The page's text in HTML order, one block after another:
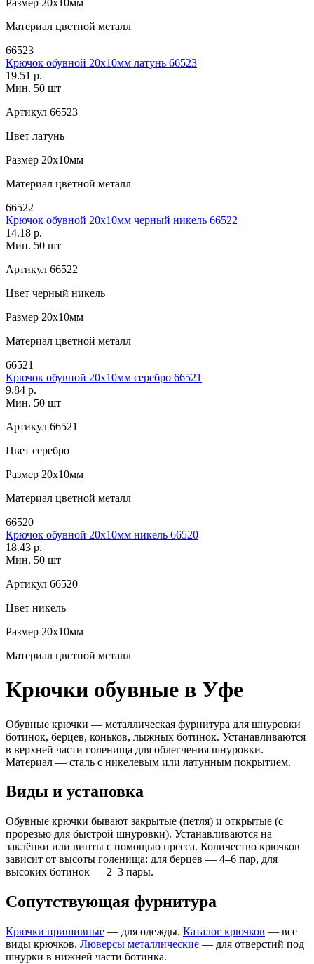
Материал цветной металл
66523
Крючок обувной 20х10мм латунь 66523
19.51 р.
Мин. 50 шт
Артикул 66523
Цвет латунь
Размер 20х10мм
Материал цветной металл
66522
Крючок обувной 20х10мм черный никель 66522
14.18 р.
Мин. 50 шт
Артикул 66522
Цвет черный никель
Размер 20х10мм
Материал цветной металл
66521
Крючок обувной 20х10мм серебро 66521
9.84 р.
Мин. 50 шт
Артикул 66521
Цвет серебро
Размер 20х10мм
Материал цветной металл
66520
Крючок обувной 20х10мм никель 66520
18.43 р.
Мин. 50 шт
Артикул 66520
Цвет никель
Размер 20х10мм
Материал цветной металл
Крючки обувные в Уфе
Обувные крючки — металлическая фурнитура для шнуровки
ботинок, берцев, коньков, лыжных ботинок. Устанавливаются
в верхней части голенища для облегчения шнуровки.
Материал — сталь с никелевым или латунным покрытием.
Виды и установка
Обувные крючки бывают закрытые (петля) и открытые (с
прорезью для быстрой шнуровки). Устанавливаются на
заклёпки или винты с помощью пресса. Количество крючков
зависит от высоты голенища: для берцев — 4–6 пар, для
высоких ботинок — 2–3 пары.
Сопутствующая фурнитура
Крючки пришивные — для одежды. Каталог крючков — все
виды крючков. Люверсы металлические — для отверстий под
шнурки в нижней части ботинка.